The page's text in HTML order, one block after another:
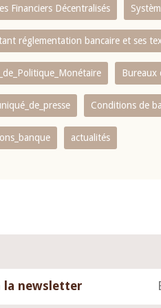
Financiers Décentralisés
réglementation bancaire et ses
Bureaux
Conditions de
actualités
newsletter